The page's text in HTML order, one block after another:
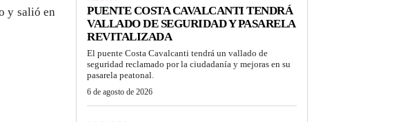
y salió en
PUENTE COSTA CAVALCANTI TENDRÁ
VALLADO DE SEGURIDAD Y PASARELA
REVITALIZADA
El puente Costa Cavalcanti tendrá un vallado de
seguridad reclamado por la ciudadanía y mejoras en su
pasarela peatonal.
6 de agosto de 2026